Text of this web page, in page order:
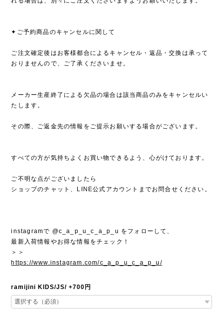
✦ご予約商品のキャンセルに関して
ご注文確定後はお客様都合によるキャンセル・返品・交換は承って
おりませんので、ご了承くださいませ。
メーカー生産終了による欠品の場合は該当商品のみをキャンセルい
たします。
その際、ご返金先の情報をご提示お願いする場合がございます。
すべての方が気持ちよくお買い物できるよう、心がけております。
ご不明な点がございましたら
ショップのチャット、LINE公式アカウントまでお問合せください。
instagramで @c_a_p_u_c_a_p_u をフォローして、
最新入荷情報やお得な情報をチェック！
＞＞
https://www.instagram.com/c_a_p_u_c_a_p_u/
ramijini KIDS/JS/ +700円